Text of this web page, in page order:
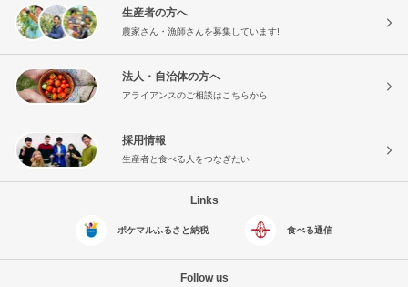
生産者の方へ
農家さん・漁師さんを募集しています!
法人・自治体の方へ
アライアンスのご相談はこちらから
採用情報
生産者と食べる人をつなぎたい
Links
ポケマルふるさと納税 食べる通信
Follow us